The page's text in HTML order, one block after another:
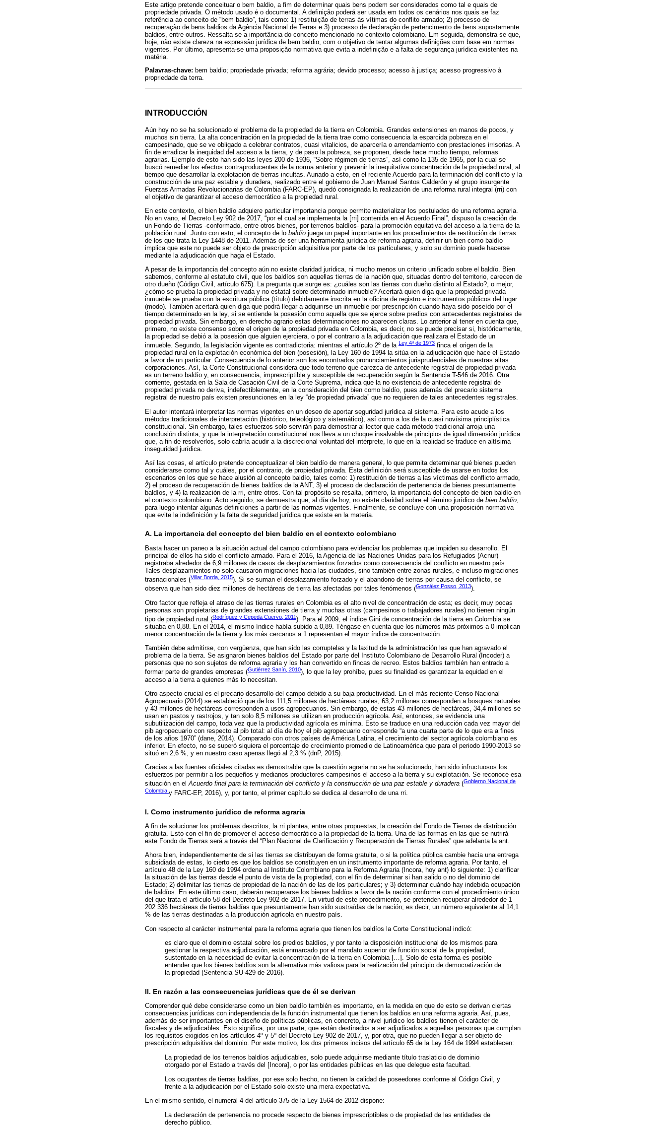
Este artigo pretende conceituar o bem baldio, a fim de determinar quais bens podem ser considerados como tal e quais de
propriedade privada. O método usado é o documental. A definição poderá ser usada em todos os cenários nos quais se faz
referência ao conceito de “bem baldio”, tais como: 1) restituição de terras às vítimas do conflito armado; 2) processo de
recuperação de bens baldios da Agência Nacional de Terras e 3) processo de declaração de pertencimento de bens supostamente
baldios, entre outros. Ressalta-se a importância do conceito mencionado no contexto colombiano. Em seguida, demonstra-se que,
hoje, não existe clareza na expressão jurídica de bem baldio, com o objetivo de tentar algumas definições com base em normas
vigentes. Por último, apresenta-se uma proposição normativa que evita a indefinição e a falta de segurança jurídica existentes na
matéria.
Palavras-chave: bem baldio; propriedade privada; reforma agrária; devido processo; acesso à justiça; acesso progressivo à
propriedade da terra.
INTRODUCCIÓN
Aún hoy no se ha solucionado el problema de la propiedad de la tierra en Colombia. Grandes extensiones en manos de pocos, y
muchos sin tierra. La alta concentración en la propiedad de la tierra trae como consecuencia la esparcida pobreza en el
campesinado, que se ve obligado a celebrar contratos, cuasi vitalicios, de aparcería o arrendamiento con prestaciones irrisorias. A
fin de erradicar la inequidad del acceso a la tierra, y de paso la pobreza, se proponen, desde hace mucho tiempo, reformas
agrarias. Ejemplo de esto han sido las leyes 200 de 1936, “Sobre régimen de tierras”, así como la 135 de 1965, por la cual se
buscó remediar los efectos contraproducentes de la norma anterior y prevenir la inequitativa concentración de la propiedad rural, al
tiempo que desarrollar la explotación de tierras incultas. Aunado a esto, en el reciente Acuerdo para la terminación del conflicto y la
construcción de una paz estable y duradera, realizado entre el gobierno de Juan Manuel Santos Calderón y el grupo insurgente
Fuerzas Armadas Revolucionarias de Colombia (FARC-EP), quedó consignada la realización de una reforma rural integral (rri) con
el objetivo de garantizar el acceso democrático a la propiedad rural.
En este contexto, el bien baldío adquiere particular importancia porque permite materializar los postulados de una reforma agraria.
No en vano, el Decreto Ley 902 de 2017, “por el cual se implementa la [rri] contenida en el Acuerdo Final”, dispuso la creación de
un Fondo de Tierras -conformado, entre otros bienes, por terrenos baldíos- para la promoción equitativa del acceso a la tierra de la
población rural. Junto con esto, el concepto de lo baldío juega un papel importante en los procedimientos de restitución de tierras
de los que trata la Ley 1448 de 2011. Además de ser una herramienta jurídica de reforma agraria, definir un bien como baldío
implica que este no puede ser objeto de prescripción adquisitiva por parte de los particulares, y solo su dominio puede hacerse
mediante la adjudicación que haga el Estado.
A pesar de la importancia del concepto aún no existe claridad jurídica, ni mucho menos un criterio unificado sobre el baldío. Bien
sabemos, conforme al estatuto civil, que los baldíos son aquellas tierras de la nación que, situadas dentro del territorio, carecen de
otro dueño (Código Civil, artículo 675). La pregunta que surge es: ¿cuáles son las tierras con dueño distinto al Estado?, o mejor,
¿cómo se prueba la propiedad privada y no estatal sobre determinado inmueble? Acertará quien diga que la propiedad privada
inmueble se prueba con la escritura pública (título) debidamente inscrita en la oficina de registro e instrumentos públicos del lugar
(modo). También acertará quien diga que podrá llegar a adquirirse un inmueble por prescripción cuando haya sido poseído por el
tiempo determinado en la ley, si se entiende la posesión como aquella que se ejerce sobre predios con antecedentes registrales de
propiedad privada. Sin embargo, en derecho agrario estas determinaciones no aparecen claras. Lo anterior al tener en cuenta que,
primero, no existe consenso sobre el origen de la propiedad privada en Colombia, es decir, no se puede precisar si, históricamente,
la propiedad se debió a la posesión que alguien ejerciera, o por el contrario a la adjudicación que realizara el Estado de un
inmueble. Segundo, la legislación vigente es contradictoria: mientras el artículo 2º de la Ley 4ª de 1973 finca el origen de la
propiedad rural en la explotación económica del bien (posesión), la Ley 160 de 1994 la sitúa en la adjudicación que hace el Estado
a favor de un particular. Consecuencia de lo anterior son los encontrados pronunciamientos jurisprudenciales de nuestras altas
corporaciones. Así, la Corte Constitucional considera que todo terreno que carezca de antecedente registral de propiedad privada
es un terreno baldío y, en consecuencia, imprescriptible y susceptible de recuperación según la Sentencia T-546 de 2016. Otra
corriente, gestada en la Sala de Casación Civil de la Corte Suprema, indica que la no existencia de antecedente registral de
propiedad privada no deriva, indefectiblemente, en la consideración del bien como baldío, pues además del precario sistema
registral de nuestro país existen presunciones en la ley “de propiedad privada” que no requieren de tales antecedentes registrales.
El autor intentará interpretar las normas vigentes en un deseo de aportar seguridad jurídica al sistema. Para esto acude a los
métodos tradicionales de interpretación (histórico, teleológico y sistemático), así como a los de la cuasi novísima principlística
constitucional. Sin embargo, tales esfuerzos solo servirán para demostrar al lector que cada método tradicional arroja una
conclusión distinta, y que la interpretación constitucional nos lleva a un choque insalvable de principios de igual dimensión jurídica
que, a fin de resolverlos, solo cabría acudir a la discrecional voluntad del intérprete, lo que en la realidad se traduce en altísima
inseguridad jurídica.
Así las cosas, el artículo pretende conceptualizar el bien baldío de manera general, lo que permita determinar qué bienes pueden
considerarse como tal y cuáles, por el contrario, de propiedad privada. Esta definición será susceptible de usarse en todos los
escenarios en los que se hace alusión al concepto baldío, tales como: 1) restitución de tierras a las víctimas del conflicto armado,
2) el proceso de recuperación de bienes baldíos de la ANT, 3) el proceso de declaración de pertenencia de bienes presuntamente
baldíos, y 4) la realización de la rri, entre otros. Con tal propósito se resalta, primero, la importancia del concepto de bien baldío en
el contexto colombiano. Acto seguido, se demuestra que, al día de hoy, no existe claridad sobre el término jurídico de bien baldío
para luego intentar algunas definiciones a partir de las normas vigentes. Finalmente, se concluye con una proposición normativa
que evite la indefinición y la falta de seguridad jurídica que existe en la materia.
A. La importancia del concepto del bien baldío en el contexto colombiano
Basta hacer un paneo a la situación actual del campo colombiano para evidenciar los problemas que impiden su desarrollo. El
principal de ellos ha sido el conflicto armado. Para el 2016, la Agencia de las Naciones Unidas para los Refugiados (Acnur)
registraba alrededor de 6,9 millones de casos de desplazamientos forzados como consecuencia del conflicto en nuestro país.
Tales desplazamientos no solo causaron migraciones hacia las ciudades, sino también entre zonas rurales, e incluso migraciones
trasnacionales (Villar Borda, 2015). Si se suman el desplazamiento forzado y el abandono de tierras por causa del conflicto, se
observa que han sido diez millones de hectáreas de tierra las afectadas por tales fenómenos (González Posso, 2013).
Otro factor que refleja el atraso de las tierras rurales en Colombia es el alto nivel de concentración de esta; es decir, muy pocas
personas son propietarias de grandes extensiones de tierra y muchas otras (campesinos o trabajadores rurales) no tienen ningún
tipo de propiedad rural (Rodríguez y Cepeda Cuervo, 2011). Para el 2009, el índice Gini de concentración de la tierra en Colombia se
situaba en 0,88. En el 2014, el mismo índice había subido a 0,89. Téngase en cuenta que los números más próximos a 0 implican
menor concentración de la tierra y los más cercanos a 1 representan el mayor índice de concentración.
También debe admitirse, con vergüenza, que han sido las corruptelas y la laxitud de la administración las que han agravado el
problema de la tierra. Se asignaron bienes baldíos del Estado por parte del Instituto Colombiano de Desarrollo Rural (Incoder) a
personas que no son sujetos de reforma agraria y los han convertido en fincas de recreo. Estos baldíos también han entrado a
formar parte de grandes empresas (Gutiérrez Sanín, 2010), lo que la ley prohíbe, pues su finalidad es garantizar la equidad en el
acceso a la tierra a quienes más lo necesitan.
Otro aspecto crucial es el precario desarrollo del campo debido a su baja productividad. En el más reciente Censo Nacional
Agropecuario (2014) se estableció que de los 111,5 millones de hectáreas rurales, 63,2 millones corresponden a bosques naturales
y 43 millones de hectáreas corresponden a usos agropecuarios. Sin embargo, de estas 43 millones de hectáreas, 34,4 millones se
usan en pastos y rastrojos, y tan solo 8,5 millones se utilizan en producción agrícola. Así, entonces, se evidencia una
subutilización del campo, toda vez que la productividad agrícola es mínima. Esto se traduce en una reducción cada vez mayor del
pib agropecuario con respecto al pib total: al día de hoy el pib agropecuario corresponde “a una cuarta parte de lo que era a fines
de los años 1970” (dane, 2014). Comparado con otros países de América Latina, el crecimiento del sector agrícola colombiano es
inferior. En efecto, no se superó siquiera el porcentaje de crecimiento promedio de Latinoamérica que para el periodo 1990-2013 se
situó en 2,6 %, y en nuestro caso apenas llegó al 2,3 % (dnP, 2015).
Gracias a las fuentes oficiales citadas es demostrable que la cuestión agraria no se ha solucionado; han sido infructuosos los
esfuerzos por permitir a los pequeños y medianos productores campesinos el acceso a la tierra y su explotación. Se reconoce esa
situación en elAcuerdo final para la terminación del conflicto y la construcción de una paz estable y duradera (Gobierno Nacional de
Colombia y FARC-EP, 2016), y, por tanto, el primer capítulo se dedica al desarrollo de una rri.
I. Como instrumento jurídico de reforma agraria
A fin de solucionar los problemas descritos, la rri plantea, entre otras propuestas, la creación del Fondo de Tierras de distribución
gratuita. Esto con el fin de promover el acceso democrático a la propiedad de la tierra. Una de las formas en las que se nutrirá
este Fondo de Tierras será a través del “Plan Nacional de Clarificación y Recuperación de Tierras Rurales” que adelanta la ant.
Ahora bien, independientemente de si las tierras se distribuyan de forma gratuita, o si la política pública cambie hacia una entrega
subsidiada de estas, lo cierto es que los baldíos se constituyen en un instrumento importante de reforma agraria. Por tanto, el
artículo 48 de la Ley 160 de 1994 ordena al Instituto Colombiano para la Reforma Agraria (Incora, hoy ant) lo siguiente: 1) clarificar
la situación de las tierras desde el punto de vista de la propiedad, con el fin de determinar si han salido o no del dominio del
Estado; 2) delimitar las tierras de propiedad de la nación de las de los particulares; y 3) determinar cuándo hay indebida ocupación
de baldíos. En este último caso, deberán recuperarse los bienes baldíos a favor de la nación conforme con el procedimiento único
del que trata el artículo 58 del Decreto Ley 902 de 2017. En virtud de este procedimiento, se pretenden recuperar alrededor de 1
202 336 hectáreas de tierras baldías que presuntamente han sido sustraídas de la nación; es decir, un número equivalente al 14,1
% de las tierras destinadas a la producción agrícola en nuestro país.
Con respecto al carácter instrumental para la reforma agraria que tienen los baldíos la Corte Constitucional indicó:
es claro que el dominio estatal sobre los predios baldíos, y por tanto la disposición institucional de los mismos para
gestionar la respectiva adjudicación, está enmarcado por el mandato superior de función social de la propiedad,
sustentado en la necesidad de evitar la concentración de la tierra en Colombia […]. Solo de esta forma es posible
entender que los bienes baldíos son la alternativa más valiosa para la realización del principio de democratización de
la propiedad (Sentencia SU-429 de 2016).
II. En razón a las consecuencias jurídicas que de él se derivan
Comprender qué debe considerarse como un bien baldío también es importante, en la medida en que de esto se derivan ciertas
consecuencias jurídicas con independencia de la función instrumental que tienen los baldíos en una reforma agraria. Así, pues,
además de ser importantes en el diseño de políticas públicas, en concreto, a nivel jurídico los baldíos tienen el carácter de
fiscales y de adjudicables. Esto significa, por una parte, que están destinados a ser adjudicados a aquellas personas que cumplan
los requisitos exigidos en los artículos 4º y 5º del Decreto Ley 902 de 2017, y, por otra, que no pueden llegar a ser objeto de
prescripción adquisitiva del dominio. Por este motivo, los dos primeros incisos del artículo 65 de la Ley 164 de 1994 establecen:
La propiedad de los terrenos baldíos adjudicables, solo puede adquirirse mediante título traslaticio de dominio
otorgado por el Estado a través del [Incora], o por las entidades públicas en las que delegue esta facultad.
Los ocupantes de tierras baldías, por ese solo hecho, no tienen la calidad de poseedores conforme al Código Civil, y
frente a la adjudicación por el Estado solo existe una mera expectativa.
En el mismo sentido, el numeral 4 del artículo 375 de la Ley 1564 de 2012 dispone:
La declaración de pertenencia no procede respecto de bienes imprescriptibles o de propiedad de las entidades de
derecho público.